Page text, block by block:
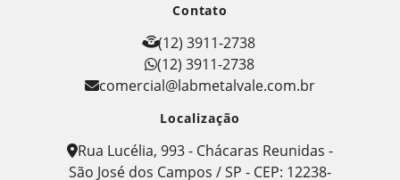
Contato
(12) 3911-2738
(12) 3911-2738
comercial@labmetalvale.com.br
Localização
Rua Lucélia, 993 - Chácaras Reunidas -
São José dos Campos / SP - CEP: 12238-